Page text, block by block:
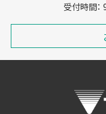
受付時間：